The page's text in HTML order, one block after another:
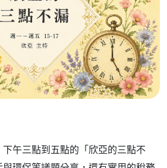
午三點到五點的「欣亞的三點不